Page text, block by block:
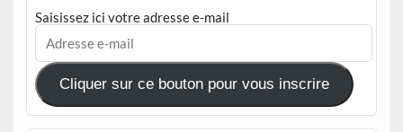
Saisissez ici votre adresse e-mail
Adresse
mail
Cliquer sur ce bouton pour vous inscrire